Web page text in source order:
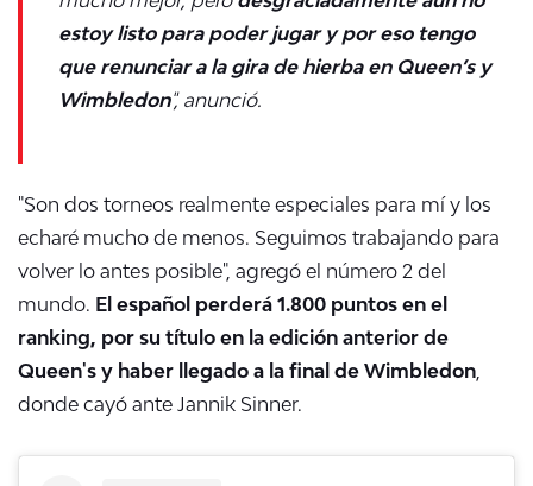
estoy listo para poder jugar y por eso tengo
que renunciar a la gira de hierba en Queen’s y
Wimbledon", anunció.
"Son dos torneos realmente especiales para mí y los
echaré mucho de menos. Seguimos trabajando para
volver lo antes posible", agregó el número 2 del
mundo. El español perderá 1.800 puntos en el
ranking, por su título en la edición anterior de
Queen's y haber llegado a la final de Wimbledon,
donde cayó ante Jannik Sinner.